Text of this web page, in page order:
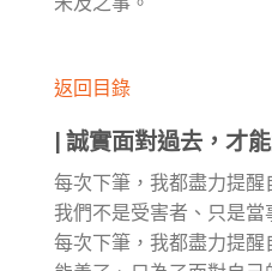
返回目錄
| 誠實面對過去，才
每次下筆，我都盡力提醒
我們不是受害者、只是當
每次下筆，我都盡力提